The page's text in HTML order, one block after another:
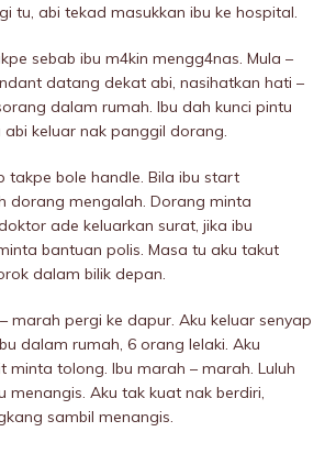
tu, abi tekad masukkan ibu ke hospitaI.
sebab ibu m4kin mengg4nas. Mula –
datang dekat abi, nasihatkan hati –
dalam rumah. Ibu dah kunci pintu
keluar nak panggil dorang.
takpe bole handle. Bila ibu start
dorang mengalah. Dorang minta
ade keluarkan surat, jika ibu
bantuan polis. Masa tu aku takut
dalam bilik depan.
marah pergi ke dapur. Aku keluar senyap
dalam rumah, 6 orang lelaki. Aku
minta tolong. Ibu marah – marah. Luluh
menangis. Aku tak kuat nak berdiri,
sambil menangis.